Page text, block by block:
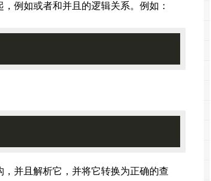
例如或者和并且的逻辑关系。例如：
并且解析它，并将它转换为正确的查